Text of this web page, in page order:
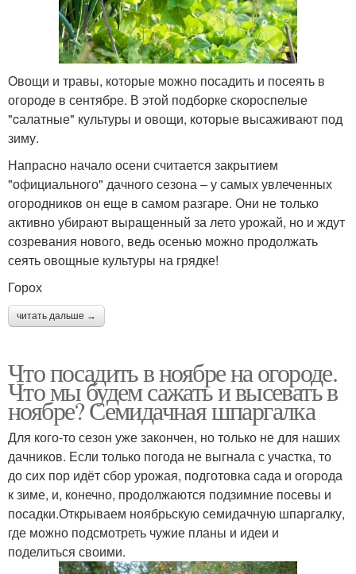
Овощи и травы, которые можно посадить и посеять в
огороде в сентябре. В этой подборке скороспелые
"cалатные" культуры и овощи, которые высаживают под
зиму.
Напрасно начало осени считается закрытием
"официального" дачного сезона – у самых увлеченных
огородников он еще в самом разгаре. Они не только
активно убирают выращенный за лето урожай, но и ждут
созревания нового, ведь осенью можно продолжать
сеять овощные культуры на грядке!
Горох
читать дальше →
Что посадить в ноябре на огороде.
Что мы будем сажать и высевать в
ноябре? Семидачная шпаргалка
Для кого-то сезон уже закончен, но только не для наших
дачников. Если только погода не выгнала с участка, то
до сих пор идёт сбор урожая, подготовка сада и огорода
к зиме, и, конечно, продолжаются подзимние посевы и
посадки.Открываем ноябрьскую семидачную шпаргалку,
где можно подсмотреть чужие планы и идеи и
поделиться своими.